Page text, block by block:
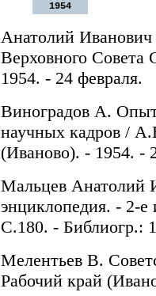
1954
Анатолий
Верховного
1954. - 24 февраля.
Виноградов А.
научных кадров /
(Иваново). - 1954. -
Мальцев Анатолий
энциклопедия. - 2-
С.180. - Библиогр.:
Мелентьев В.
Рабочий край